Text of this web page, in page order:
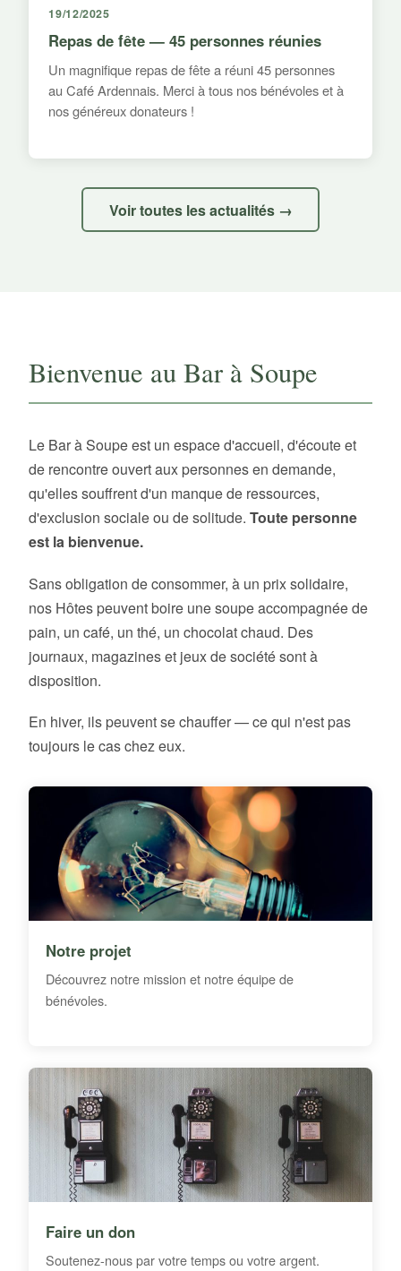
19/12/2025
Repas de fête — 45 personnes réunies
Un magnifique repas de fête a réuni 45 personnes
au Café Ardennais. Merci à tous nos bénévoles et à
nos généreux donateurs !
Voir toutes les actualités →
Bienvenue au Bar à Soupe
Le Bar à Soupe est un espace d'accueil, d'écoute et
de rencontre ouvert aux personnes en demande,
qu'elles souffrent d'un manque de ressources,
d'exclusion sociale ou de solitude. Toute personne
est la bienvenue.
Sans obligation de consommer, à un prix solidaire,
nos Hôtes peuvent boire une soupe accompagnée de
pain, un café, un thé, un chocolat chaud. Des
journaux, magazines et jeux de société sont à
disposition.
En hiver, ils peuvent se chauffer — ce qui n'est pas
toujours le cas chez eux.
Notre projet
Découvrez notre mission et notre équipe de
bénévoles.
Faire un don
Soutenez-nous par votre temps ou votre argent.